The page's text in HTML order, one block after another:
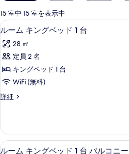
可
能
な
客
室
の
り
込
件
15 室中 15 室を表示中
ル
ー
ム
キ
ン
グ
ベ
ド
台
24
ルーム キングベッド 1 台
28 ㎡
定員 2 名
キングベッド 1 台
WiFi (無料)
詳細
ル
ン
グ
ベ
ル
ルー
20
ルーム キングベッド 1 台 バルコニー